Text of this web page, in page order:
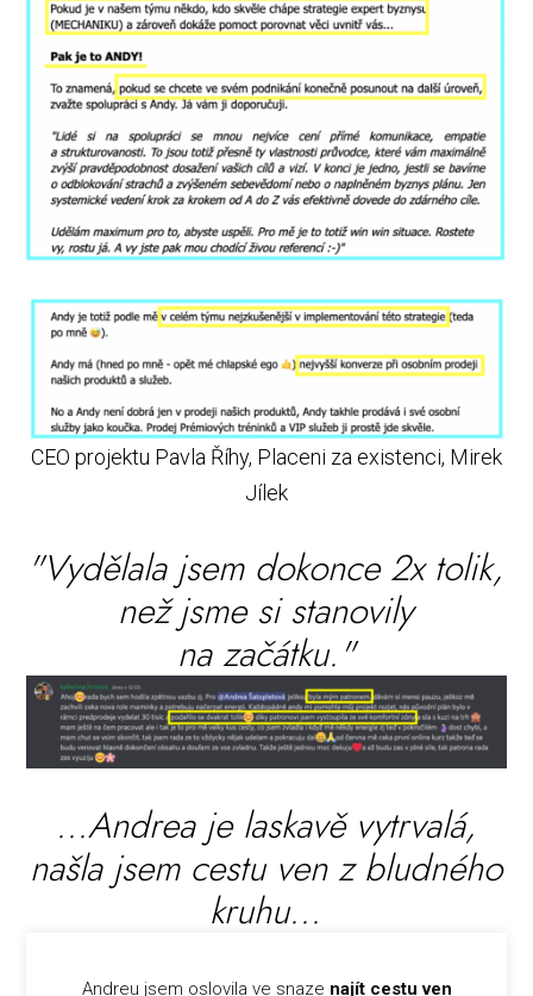
CEO projektu Pavla Říhy, Placeni za existenci, Mirek
Jílek
"Vydělala jsem dokonce 2x tolik,
než jsme si stanovily
na začátku."
...Andrea je laskavě vytrvalá,
našla jsem cestu ven z bludného
kruhu...
Andreu jsem oslovila ve snaze najít cestu ven